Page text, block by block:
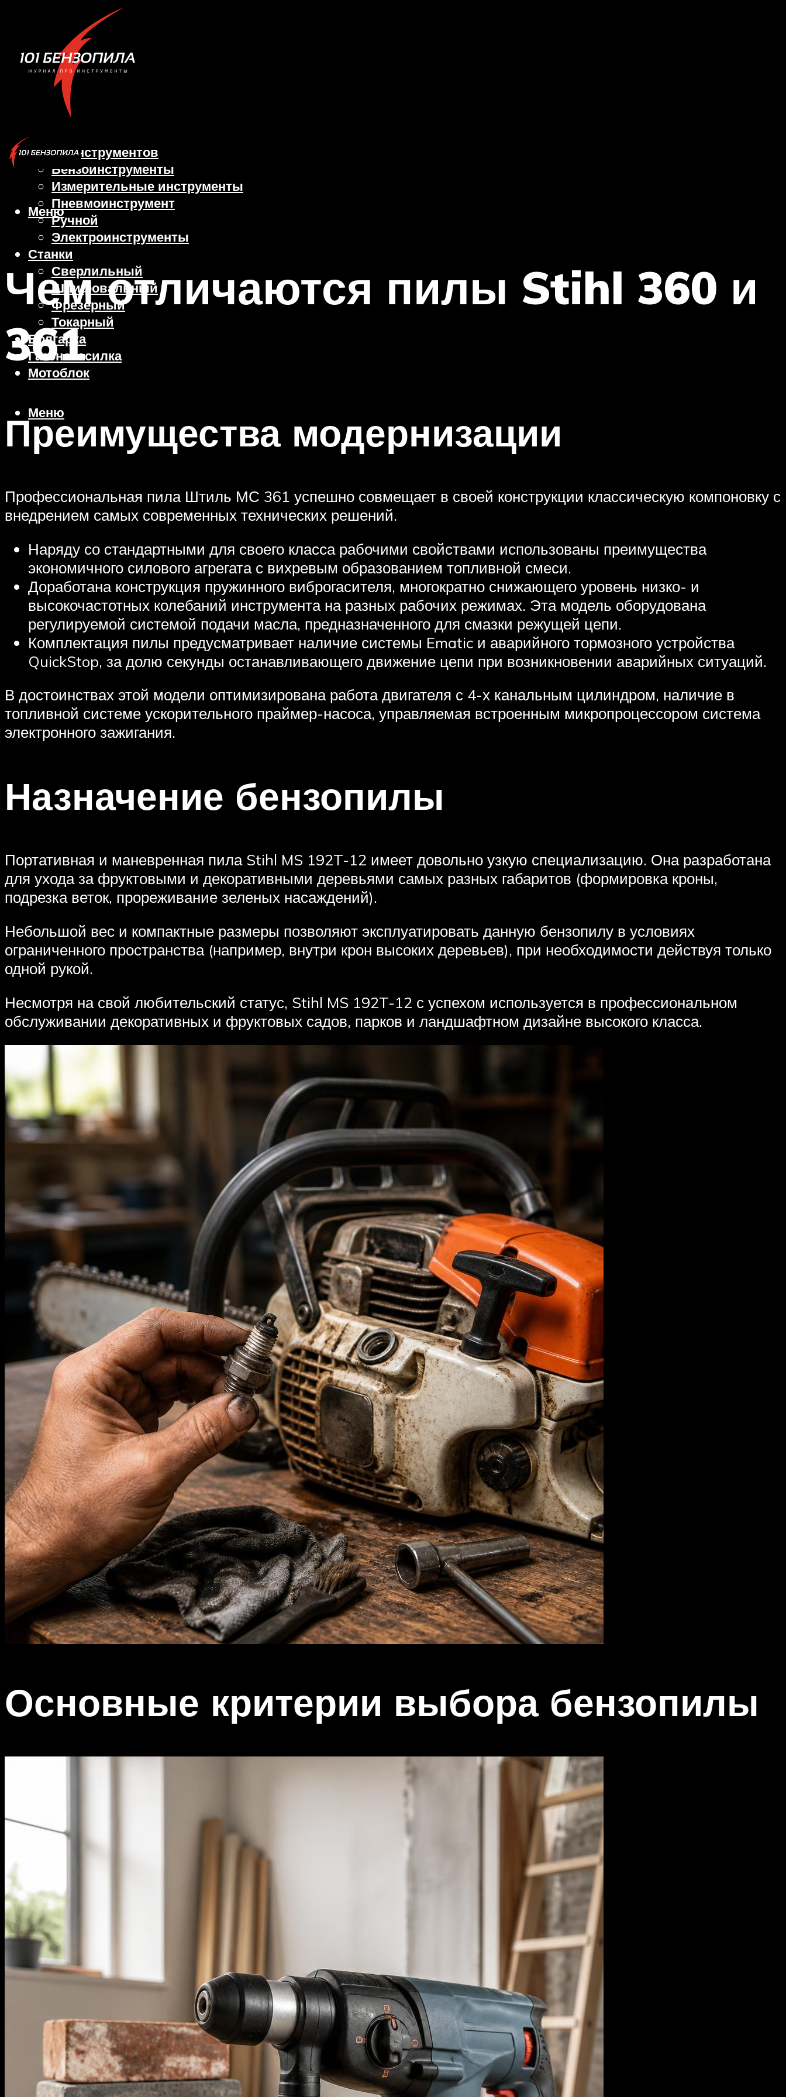
Виды инструментов
Бензоинструменты
Измерительные инструменты
Пневмоинструмент
Ручной
Электроинструменты
Станки
Сверлильный
Шлифовальный
Фрезерный
Токарный
Болгарка
Газонокосилка
Мотоблок
Меню
Меню
Чем отличаются пилы Stihl 360 и
361
Преимущества модернизации
Профессиональная пила Штиль МС 361 успешно совмещает в своей конструкции классическую компоновку с
внедрением самых современных технических решений.
Наряду со стандартными для своего класса рабочими свойствами использованы преимущества
экономичного силового агрегата с вихревым образованием топливной смеси.
Доработана конструкция пружинного виброгасителя, многократно снижающего уровень низко- и
высокочастотных колебаний инструмента на разных рабочих режимах. Эта модель оборудована
регулируемой системой подачи масла, предназначенного для смазки режущей цепи.
Комплектация пилы предусматривает наличие системы Ematic и аварийного тормозного устройства
QuickStop, за долю секунды останавливающего движение цепи при возникновении аварийных ситуаций.
В достоинствах этой модели оптимизирована работа двигателя с 4-х канальным цилиндром, наличие в
топливной системе ускорительного праймер-насоса, управляемая встроенным микропроцессором система
электронного зажигания.
Назначение бензопилы
Портативная и маневренная пила Stihl MS 192T-12 имеет довольно узкую специализацию. Она разработана
для ухода за фруктовыми и декоративными деревьями самых разных габаритов (формировка кроны,
подрезка веток, прореживание зеленых насаждений).
Небольшой вес и компактные размеры позволяют эксплуатировать данную бензопилу в условиях
ограниченного пространства (например, внутри крон высоких деревьев), при необходимости действуя только
одной рукой.
Несмотря на свой любительский статус, Stihl MS 192T-12 с успехом используется в профессиональном
обслуживании декоративных и фруктовых садов, парков и ландшафтном дизайне высокого класса.
Основные критерии выбора бензопилы